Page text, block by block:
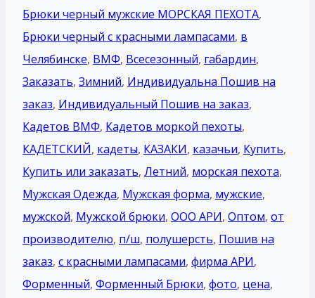
Брюки черный мужские МОРСКАЯ ПЕХОТА,
Брюки черный с красными лампасами, в
Челябинске, ВМФ, Всесезонный, габардин,
Заказать, Зимний, Индивидуальна Пошив на
заказ, Индивидуальный Пошив на заказ,
Кадетов ВМФ, Кадетов моркой пехоты,
КАДЕТСКИЙ, кадеты, КАЗАКИ, казачьи, Купить,
Купить или заказать, Летний, морская пехота,
Мужская Одежда, Мужская форма, мужские,
мужской, Мужской брюки, ООО АРИ, Оптом, от
производителю, п/ш, полушерсть, Пошив на
заказ, с красными лампасами, фирма АРИ,
Форменный, Форменный Брюки, фото, цена,